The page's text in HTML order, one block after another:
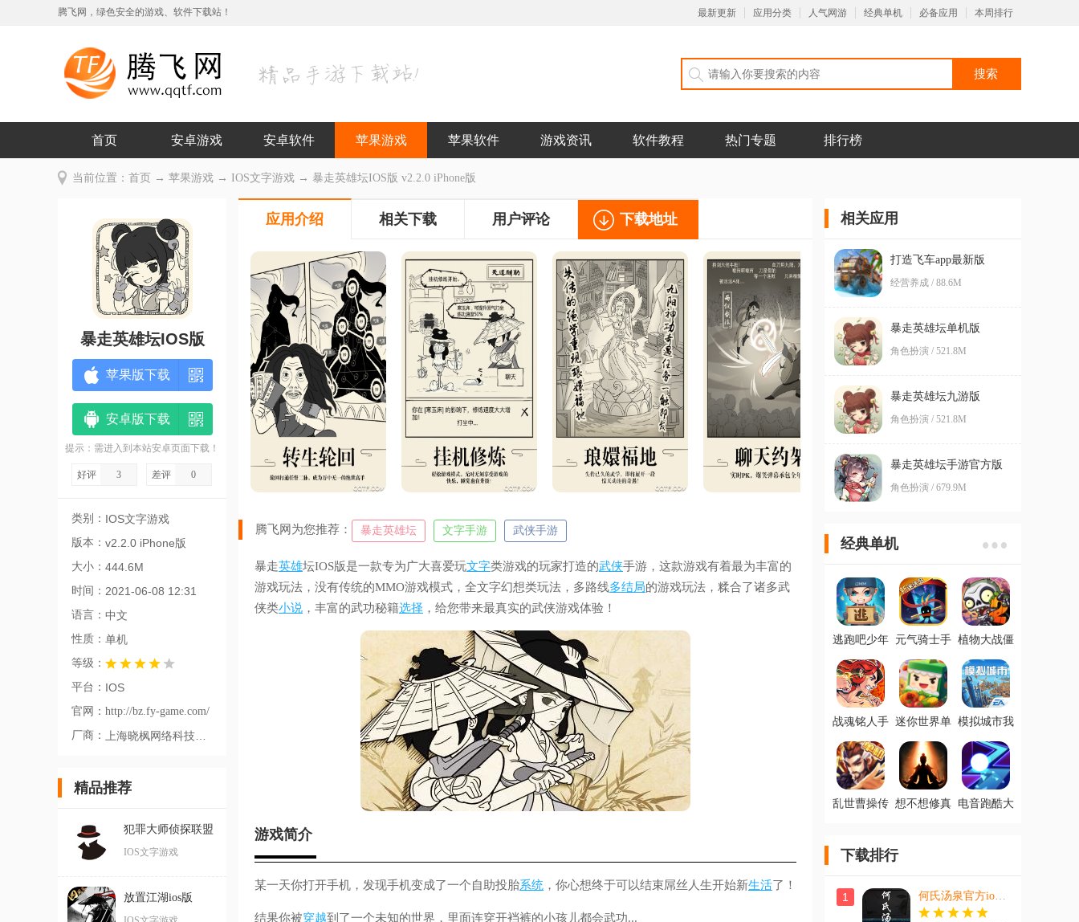
腾飞网，绿色安全的游戏、软件下载站！ 最新更新 应用分类 人气网游 经典单机 必备应用 本周排行
首页 安卓游戏 安卓软件 苹果游戏 苹果软件 游戏资讯 软件教程 热门专题 排行榜
当前位置： 首页 → 苹果游戏 → IOS文字游戏 → 暴走英雄坛IOS版 v2.2.0 iPhone版
暴走英雄坛IOS版
苹果版下载
安卓版下载
提示：需进入到本站安卓页面下载！
好评 3 差评 0
类别： IOS文字游戏
版本： v2.2.0 iPhone版
大小： 444.6M
时间： 2021-06-08 12:31
语言： 中文
性质： 单机
等级：
平台： IOS
官网： http://bz.fy-game.com/
厂商： 上海晓枫网络科技有限公司
精品推荐
犯罪大师侦探联盟
ios官方版
IOS文字游戏
放置江湖ios版
应用介绍 相关下载 用户评论 下载地址
腾飞网为您推荐： 暴走英雄坛 文字手游 武侠手游
暴走英雄坛IOS版是一款专为广大喜爱玩文字类游戏的玩家打造的武侠手游，这款游戏有着最为丰富的
游戏玩法，没有传统的MMO游戏模式，全文字幻想类玩法，多路线多结局的游戏玩法，糅合了诸多武
侠类小说 ，丰富的武功秘籍选择 ，给您带来最真实的武侠游戏体验！
游戏简介
某一天你打开手机，发现手机变成了一个自助投胎系统 ，你心想终于可以结束屌丝人生开始新生活了！
结果你被穿越到了一个未知的世界，里面连穿开裆裤的小孩儿都会武功...
相关应用
打造飞车app最新版
经营养成 / 88.6M
暴走英雄坛单机版
角色扮演 / 521.8M
暴走英雄坛九游版
角色扮演 / 521.8M
暴走英雄坛手游官方版
角色扮演 / 679.9M
经典单机
逃跑吧少年 元气骑士手 植物大战僵
战魂铭人手 迷你世界单 模拟城市我
版
乱世曹操传 想不想修真 电音跑酷大
下载排行
1 何氏汤泉官方ios版